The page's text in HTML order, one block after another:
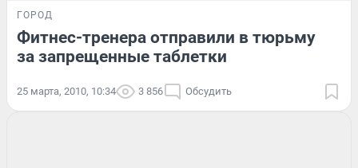
ГОРОД
Фитнес-тренера отправили в тюрьму
за запрещенные таблетки
25 марта, 2010, 10:34 3 856 Обсудить